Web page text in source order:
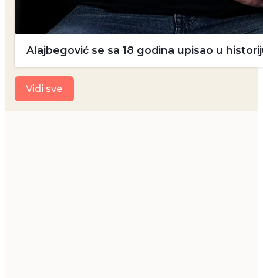
Alajbegović se sa 18 godina upisao u
Vidi sve